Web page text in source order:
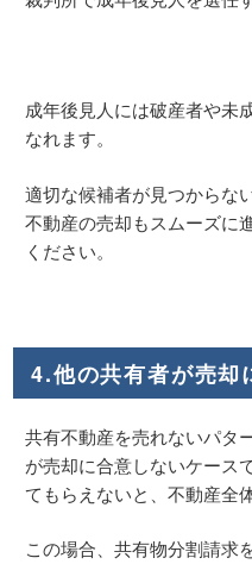
成年後見人には破産者や未
なれます。
適切な候補者が見つからな
不動産の売却もスムーズに
ください。
4.他の共有者が売却
共有不動産を売れないパタ
が売却に合意しないケース
てもらえないと、不動産全
この場合、共有物分割請求